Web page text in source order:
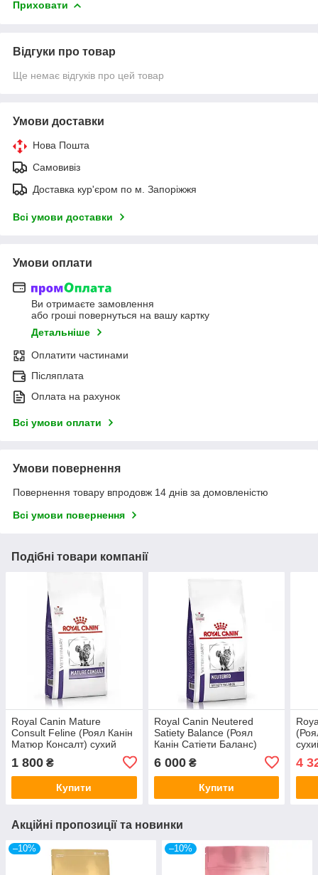
Приховати
Відгуки про товар
Ще немає відгуків про цей товар
Умови доставки
Нова Пошта
Самовивіз
Доставка кур'єром по м. Запоріжжя
Всі умови доставки
Умови оплати
Ви отримаєте замовлення
або гроші повернуться на вашу картку
Детальніше
Оплатити частинами
Післяплата
Оплата на рахунок
Всі умови оплати
Умови повернення
Повернення товару впродовж 14 днів за домовленістю
Всі умови повернення
Подібні товари компанії
Royal Canin Mature
Consult Feline (Роял Канін
Матюр Консалт) сухий
корм для активних кішок
від 7 років
1 800 ₴
Купити
Royal Canin Neutered
Satiety Balance (Роял
Канін Сатіети Баланс)
стерилізованих кішок від 7
років
6 000₴
Купити
12
4
Акційні пропозиції та новинки
–10% –10%